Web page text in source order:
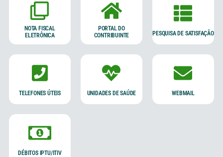
NOTA FISCAL
ELETRÔNICA
PORTAL DO
CONTRIBUINTE
PESQUISA DE SATISFAÇÃO
TELEFONES ÚTEIS UNIDADES DE SAÚDE WEBMAIL
DÉBITOS IPTU/ITIV